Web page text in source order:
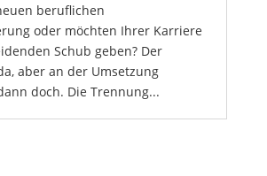
beruflichen
oder möchten Ihrer Karriere
Schub geben? Der
aber an der Umsetzung
doch. Die Trennung...